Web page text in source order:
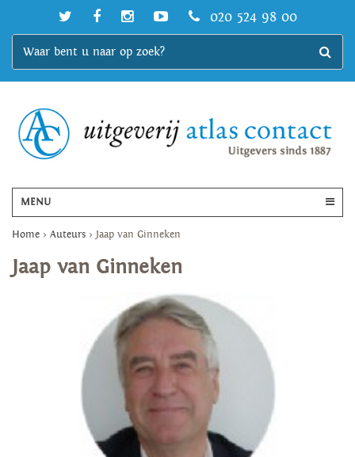
020 524 98 00
MENU
Home > Auteurs > Jaap van Ginneken
Jaap van Ginneken